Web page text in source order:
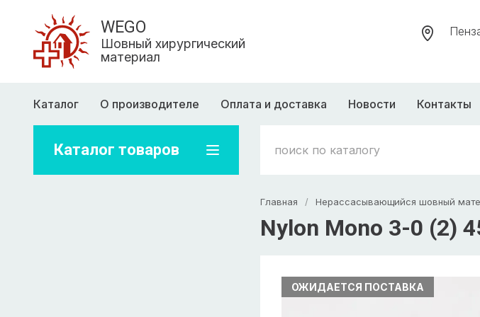
WEGO
Шовный хирургический
материал
Каталог О производителе Оплата и доставка Новости Контакты
Каталог товаров
Главная / Нерассасывающийся шовный
Nylon Mono 3-0 (2)
ОЖИДАЕТСЯ ПОСТАВКА